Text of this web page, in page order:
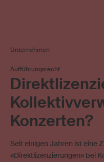
Unternehmen
Aufführungsrecht
Konzerten?
Seit einigen Jahren ist eine
«Direktlizenzierungen» bei